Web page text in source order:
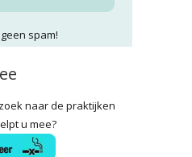
spam!
naar de praktijken
u mee?